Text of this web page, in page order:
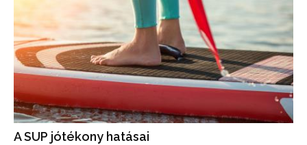
A SUP jótékony hatásai